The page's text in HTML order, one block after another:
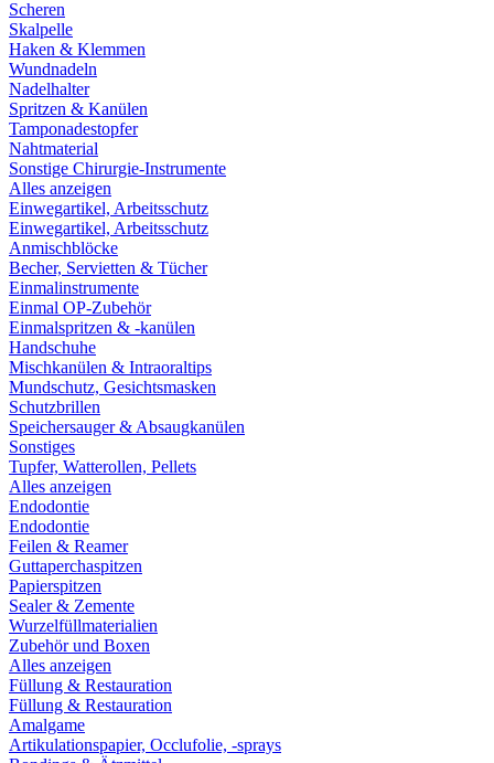
Scheren
Skalpelle
Haken & Klemmen
Wundnadeln
Nadelhalter
Spritzen & Kanülen
Tamponadestopfer
Nahtmaterial
Sonstige Chirurgie-Instrumente
Alles anzeigen
Einwegartikel, Arbeitsschutz
Einwegartikel, Arbeitsschutz
Anmischblöcke
Becher, Servietten & Tücher
Einmalinstrumente
Einmal OP-Zubehör
Einmalspritzen & -kanülen
Handschuhe
Mischkanülen & Intraoraltips
Mundschutz, Gesichtsmasken
Schutzbrillen
Speichersauger & Absaugkanülen
Sonstiges
Tupfer, Watterollen, Pellets
Alles anzeigen
Endodontie
Endodontie
Feilen & Reamer
Guttaperchaspitzen
Papierspitzen
Sealer & Zemente
Wurzelfüllmaterialien
Zubehör und Boxen
Alles anzeigen
Füllung & Restauration
Füllung & Restauration
Amalgame
Artikulationspapier, Occlufolie, -sprays